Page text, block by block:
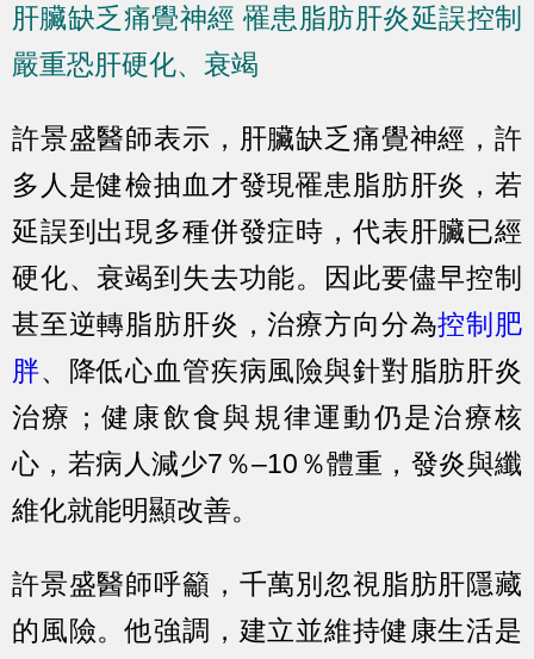
肝臟缺乏痛覺神經 罹患脂肪肝炎延誤控制
嚴重恐肝硬化、衰竭
許景盛醫師表示，肝臟缺乏痛覺神經，許
多人是健檢抽血才發現罹患脂肪肝炎，若
延誤到出現多種併發症時，代表肝臟已經
硬化、衰竭到失去功能。因此要儘早控制
甚至逆轉脂肪肝炎，治療方向分為控制肥
胖、降低心血管疾病風險與針對脂肪肝炎
治療；健康飲食與規律運動仍是治療核
心，若病人減少7％–10％體重，發炎與纖
維化就能明顯改善。
許景盛醫師呼籲，千萬別忽視脂肪肝隱藏
的風險。他強調，建立並維持健康生活是